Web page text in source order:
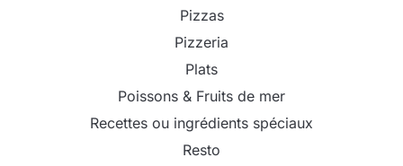
Pizzas
Pizzeria
Plats
Poissons & Fruits de mer
Recettes ou ingrédients spéciaux
Resto